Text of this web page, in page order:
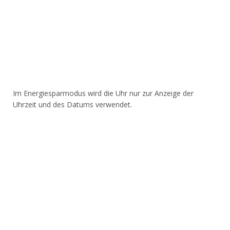
Im Energiesparmodus wird die Uhr nur zur Anzeige der
Uhrzeit und des Datums verwendet.